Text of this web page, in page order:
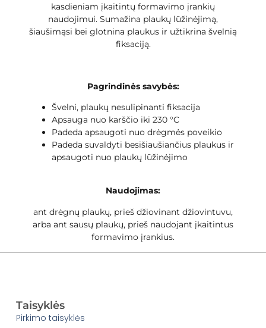
kasdieniam įkaitintų formavimo įrankių
naudojimui. Sumažina plaukų lūžinėjimą,
šiaušimąsi bei glotnina plaukus ir užtikrina švelnią
fiksaciją.
Pagrindinės savybės:
Švelni, plaukų nesulipinanti fiksacija
Apsauga nuo karščio iki 230 °C
Padeda apsaugoti nuo drėgmės poveikio
Padeda suvaldyti besišiaušiančius plaukus ir
apsaugoti nuo plaukų lūžinėjimo
Naudojimas:
ant drėgnų plaukų, prieš džiovinant džiovintuvu,
arba ant sausų plaukų, prieš naudojant įkaitintus
formavimo įrankius.
Taisyklės
Pirkimo taisyklės